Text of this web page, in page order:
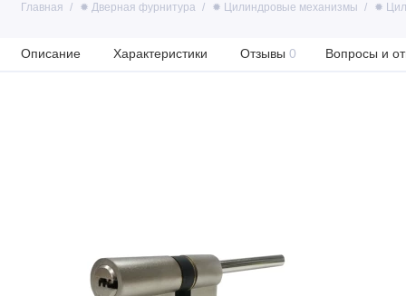
Главная ✹ Дверная фурнитура ✹ Цилиндровые механизмы ✹
Описание Характеристики Отзывы 0 Вопросы и